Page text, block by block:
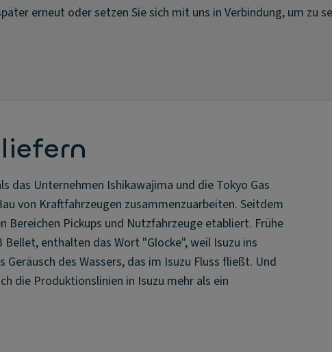
erneut oder setzen Sie sich mit uns in Verbindung, um zu
das Unternehmen Ishikawajima und die Tokyo Gas
von Kraftfahrzeugen zusammenzuarbeiten. Seitdem
Bereichen Pickups und Nutzfahrzeuge etabliert. Frühe
enthalten das Wort "Glocke", weil Isuzu ins
des Wassers, das im Isuzu Fluss fließt. Und
die Produktionslinien in Isuzu mehr als ein